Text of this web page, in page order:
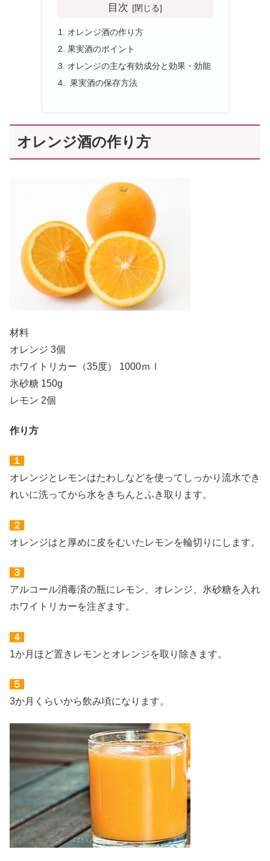
目次
オレンジ酒の作り方
果実酒のポイント
オレンジの主な有効成分と効果・効能
果実酒の保存方法
オレンジ酒の作り方
材料
オレンジ 3個
ホワイトリカー（35度） 1000ｍｌ
氷砂糖 150g
レモン 2個
作り方
１
オレンジとレモンはたわしなどを使ってしっかり流水でき
れいに洗ってから水をきちんとふき取ります。
２
オレンジはと厚めに皮をむいたレモンを輪切りにします。
３
アルコール消毒済の瓶にレモン、オレンジ、氷砂糖を入れ
ホワイトリカーを注ぎます。
４
1か月ほど置きレモンとオレンジを取り除きます。
５
3か月くらいから飲み頃になります。